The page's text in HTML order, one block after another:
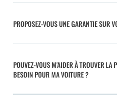
PROPOSEZ-VOUS UNE GARANTIE SUR
POUVEZ-VOUS M'AIDER À TROUVER LA
BESOIN POUR MA VOITURE ?